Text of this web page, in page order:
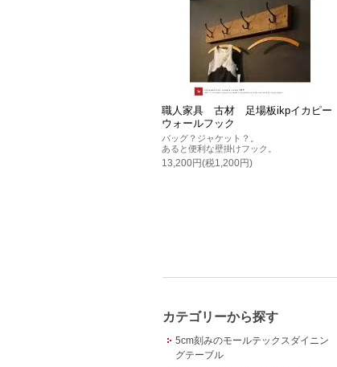
職人家具 古材 足場板ikpイカピー
ウォールフック
バッグ？ジャケット？。
あると便利な壁掛けフック。
13,200円(税1,200円)
カテゴリーから探す
5cm刻みのモールテックスダイニン
グテーブル